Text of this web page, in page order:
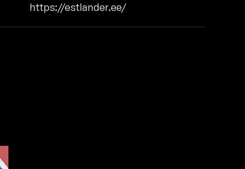
https://estlander.ee/